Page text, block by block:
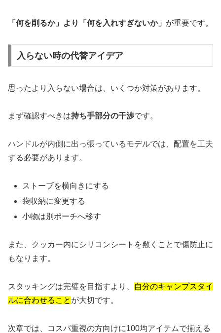
「何を削るか」より「何を入れすぎないか」 が重要です。
入らない時の代替アイデア
思ったより入らない場合は、いくつか対策があります。
まず確認すべきは持ち手部分の干渉です。
ハンドルが内側に出っ張っているモデルでは、配置を工夫
する必要があります。
ストーブを横向きにする
袋収納に変更する
小物は別ポーチへ移す
また、クッカー内にシリコンシートを敷くことで傷防止に
もなります。
スタッキングは完璧を目指すより、
自分のキャンプスタイ
ルに合わせること が大切です。
次章では、コスパ重視の方向けに100均アイテムで揃える